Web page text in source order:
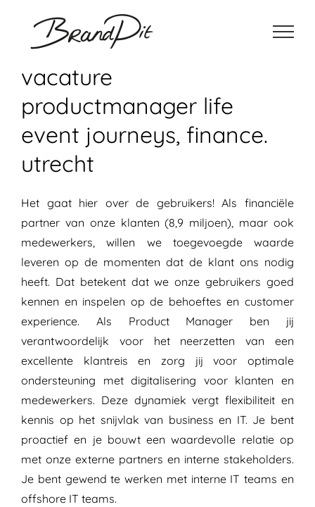
inhoud
vacature
productmanager life
event journeys, finance.
utrecht
Het gaat hier over de gebruikers! Als financiële
partner van onze klanten (8,9 miljoen), maar ook
medewerkers, willen we toegevoegde waarde
leveren op de momenten dat de klant ons nodig
heeft. Dat betekent dat we onze gebruikers goed
kennen en inspelen op de behoeftes en customer
experience. Als Product Manager ben jij
verantwoordelijk voor het neerzetten van een
excellente klantreis en zorg jij voor optimale
ondersteuning met digitalisering voor klanten en
medewerkers. Deze dynamiek vergt flexibiliteit en
kennis op het snijvlak van business en IT. Je bent
proactief en je bouwt een waardevolle relatie op
met onze externe partners en interne stakeholders.
Je bent gewend te werken met interne IT teams en
offshore IT teams.